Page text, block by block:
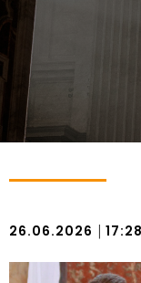
26.06.2026 | 17:28